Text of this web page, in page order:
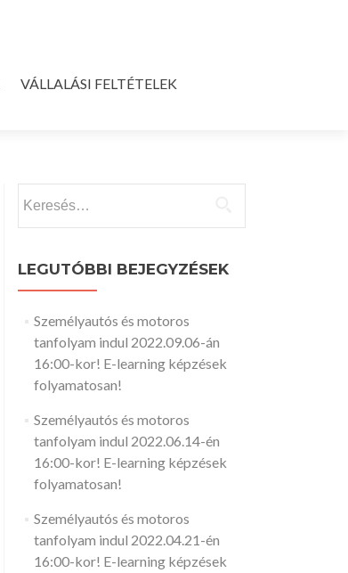
VÁLLALÁSI FELTÉTELEK
LEGUTÓBBI BEJEGYZÉSEK
Személyautós és motoros
tanfolyam indul 2022.09.06-án
16:00-kor! E-learning képzések
folyamatosan!
Személyautós és motoros
tanfolyam indul 2022.06.14-én
16:00-kor! E-learning képzések
folyamatosan!
Személyautós és motoros
tanfolyam indul 2022.04.21-én
16:00-kor! E-learning képzések